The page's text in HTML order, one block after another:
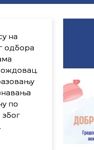
на
одбора
по